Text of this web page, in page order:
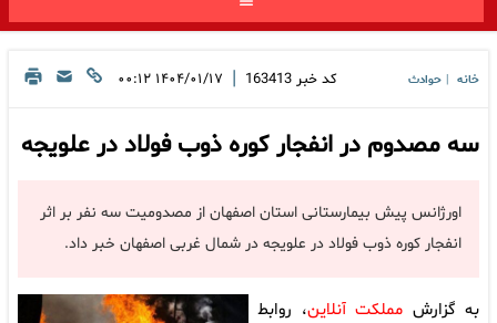
خانه حوادث کد خبر 163413
| ۱۴۰۴/۰۱/۱۷ ۰۰:۱۲
سه مصدوم در انفجار کوره ذوب فولاد در علویجه
اورژانس پیش بیمارستانی استان اصفهان از مصدومیت سه نفر بر اثر
انفجار کوره ذوب فولاد در علویجه در شمال غربی اصفهان خبر داد.
به گزارش مملکت آنلاین، روابط